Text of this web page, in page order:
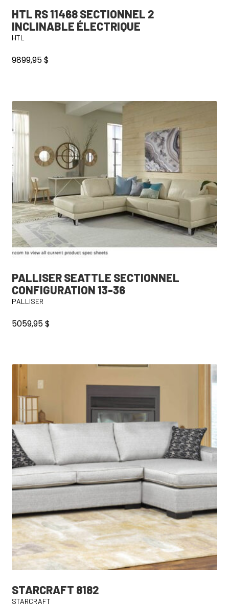
HTL RS 11468 SECTIONNEL 2
INCLINABLE ÉLECTRIQUE
HTL
9899,95$
PALLISER SEATTLE SECTIONNEL
CONFIGURATION 13-36
PALLISER
5059,95$
STARCRAFT 8182
STARCRAFT